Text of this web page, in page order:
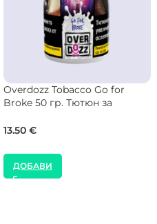
Overdozz Tobacco Go for
Broke 50 гр. Тютюн за
13.50 €
ДОБАВИ